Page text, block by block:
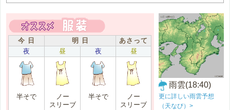
今 日 明 日
あさって
夜
昼 夜 昼
半そで
ノー
スリーブ
半そで
ノー
スリーブ
雨雲(18:40)
更に詳しい雨雲予想
（天なび）>